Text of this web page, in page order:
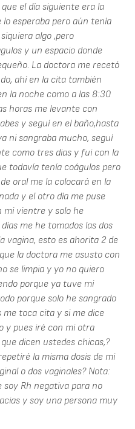
el día siguiente era la
esperaba pero aún tenía
algo ,pero
y un espacio donde
La doctora me recetó
ahí en la cita también
la noche como a las 8:30
horas me levante con
y seguí en el baño,hasta
ni sangraba mucho, seguí
como tres dias y fui con la
todavía tenía coágulos pero
oral me la colocará en la
y el otro día me puse
mi vientre y solo he
me he tomados las dos
vagina, esto es ahorita 2 de
la doctora me asusto con
se limpia y yo no quiero
porque ya tuve mi
porque solo he sangrado
me toca cita y si me dice
y pues iré con mi otra
dicen ustedes chicas,?
la misma dosis de mi
o dos vaginales? Nota:
soy Rh negativa para no
y soy una persona muy